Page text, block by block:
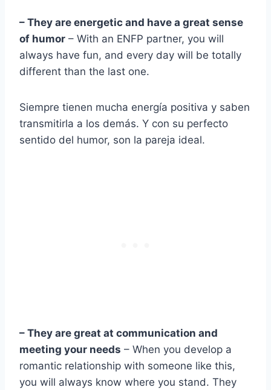
– They are energetic and have a great sense
of humor – With an ENFP partner, you will
always have fun, and every day will be totally
different than the last one.
Siempre tienen mucha energía positiva y saben
transmitirla a los demás. Y con su perfecto
sentido del humor, son la pareja ideal.
– They are great at communication and
meeting your needs – When you develop a
romantic relationship with someone like this,
you will always know where you stand. They